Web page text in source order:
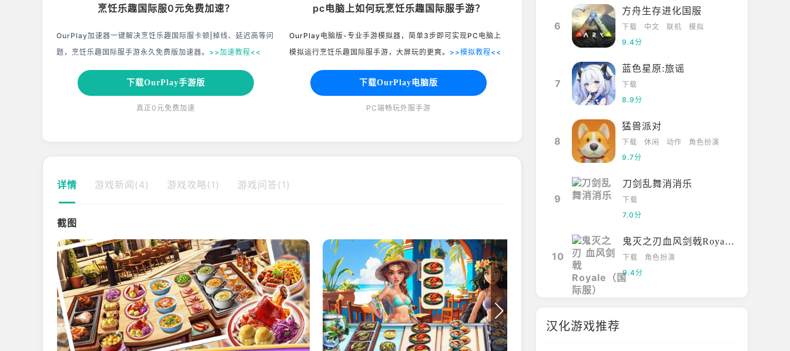
烹饪乐趣国际服0元免费加速？
OurPlay加速器一键解决烹饪乐趣国际服卡顿|掉线、延迟高等问
题，烹饪乐趣国际服手游永久免费版加速器。 >>加速教程<<
下载OurPlay手游版
真正0元免费加速
pc电脑上如何玩烹饪乐趣国际服手游？
OurPlay电脑版-专业手游模拟器，简单3步即可实现PC电脑上
模拟运行烹饪乐趣国际服手游，大屏玩的更爽。 >>模拟教程<<
下载OurPlay电脑版
PC端畅玩外服手游
详情 游戏新闻(4) 游戏攻略(1) 游戏问答(1)
截图
6
方舟生存进化国服
下载 中文 联机
模拟
9.4分
7
蓝色星原:旅谣
下载
8.9分
8
猛兽派对
下载 休闲 动作
角色扮演
9.7分
9
刀剑乱舞消消乐
下载
7.0分
10
鬼灭之刃血风剑戟Royale国际服
下载
角色扮演
9.4分
汉化游戏推荐